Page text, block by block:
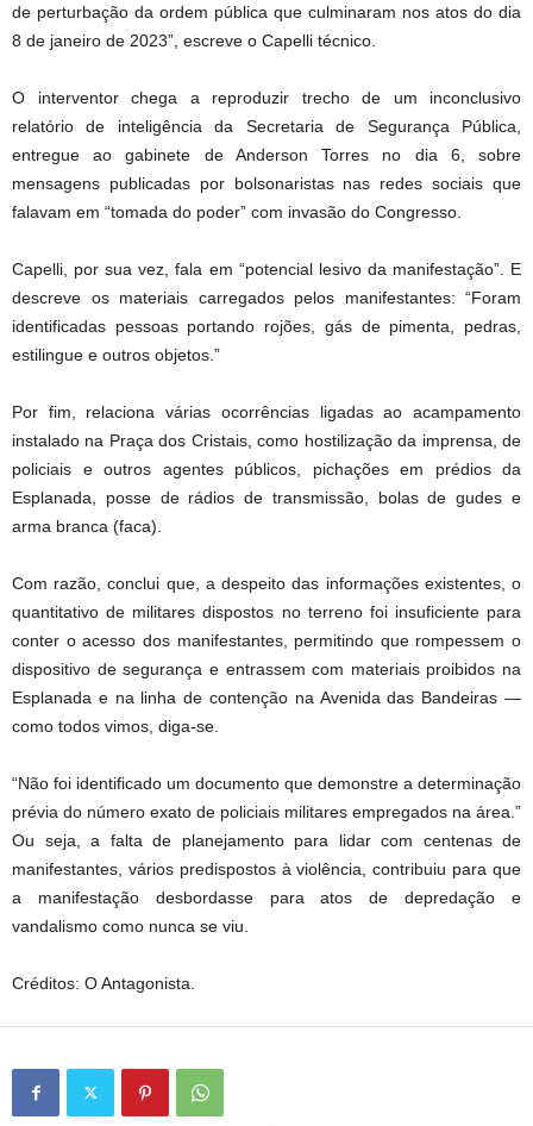
de perturbação da ordem pública que culminaram nos atos do dia
8 de janeiro de 2023”, escreve o Capelli técnico.
O interventor chega a reproduzir trecho de um inconclusivo
relatório de inteligência da Secretaria de Segurança Pública,
entregue ao gabinete de Anderson Torres no dia 6, sobre
mensagens publicadas por bolsonaristas nas redes sociais que
falavam em “tomada do poder” com invasão do Congresso.
Capelli, por sua vez, fala em “potencial lesivo da manifestação”. E
descreve os materiais carregados pelos manifestantes: “Foram
identificadas pessoas portando rojões, gás de pimenta, pedras,
estilingue e outros objetos.”
Por fim, relaciona várias ocorrências ligadas ao acampamento
instalado na Praça dos Cristais, como hostilização da imprensa, de
policiais e outros agentes públicos, pichações em prédios da
Esplanada, posse de rádios de transmissão, bolas de gudes e
arma branca (faca).
Com razão, conclui que, a despeito das informações existentes, o
quantitativo de militares dispostos no terreno foi insuficiente para
conter o acesso dos manifestantes, permitindo que rompessem o
dispositivo de segurança e entrassem com materiais proibidos na
Esplanada e na linha de contenção na Avenida das Bandeiras —
como todos vimos, diga-se.
“Não foi identificado um documento que demonstre a determinação
prévia do número exato de policiais militares empregados na área.”
Ou seja, a falta de planejamento para lidar com centenas de
manifestantes, vários predispostos à violência, contribuiu para que
a manifestação desbordasse para atos de depredação e
vandalismo como nunca se viu.
Créditos: O Antagonista.